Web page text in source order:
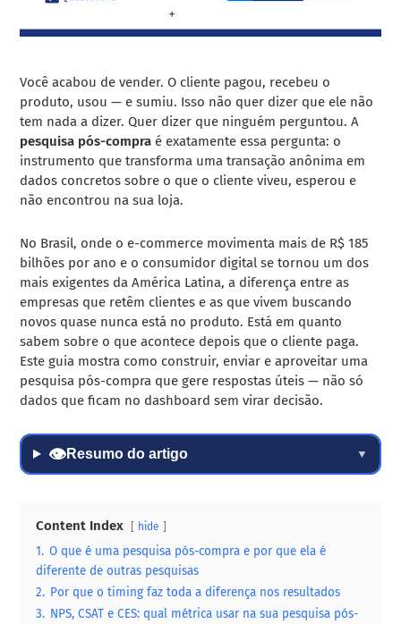
Você acabou de vender. O cliente pagou, recebeu o
produto, usou — e sumiu. Isso não quer dizer que ele não
tem nada a dizer. Quer dizer que ninguém perguntou. A
pesquisa pós-compra é exatamente essa pergunta: o
instrumento que transforma uma transação anônima em
dados concretos sobre o que o cliente viveu, esperou e
não encontrou na sua loja.
No Brasil, onde o e-commerce movimenta mais de R$ 185
bilhões por ano e o consumidor digital se tornou um dos
mais exigentes da América Latina, a diferença entre as
empresas que retêm clientes e as que vivem buscando
novos quase nunca está no produto. Está em quanto
sabem sobre o que acontece depois que o cliente paga.
Este guia mostra como construir, enviar e aproveitar uma
pesquisa pós-compra que gere respostas úteis — não só
dados que ficam no dashboard sem virar decisão.
👁Resumo do artigo ▼
Content Index hide
1. O que é uma pesquisa pós-compra e por que ela é
diferente de outras pesquisas
2. Por que o timing faz toda a diferença nos resultados
3. NPS, CSAT e CES: qual métrica usar na sua pesquisa pós-